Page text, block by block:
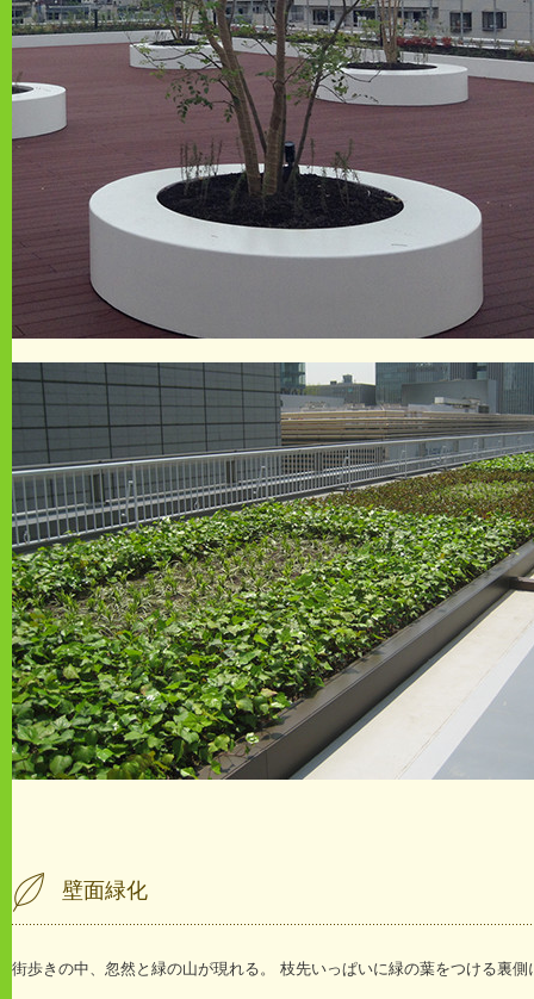
壁面緑化
街歩きの中、忽然と緑の山が現れる。 枝先いっぱいに緑の葉をつける裏